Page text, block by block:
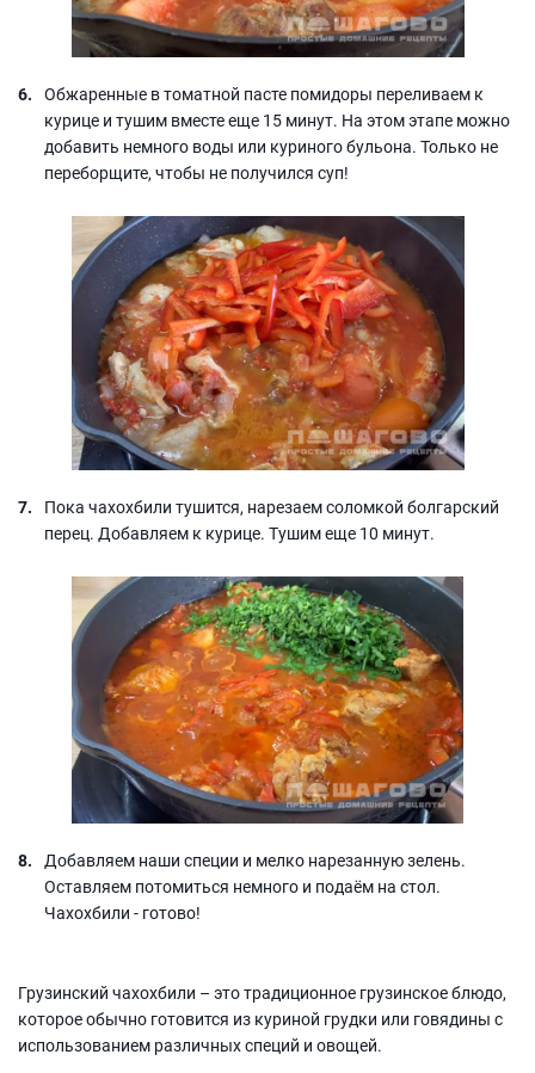
Обжаренные в томатной пасте помидоры переливаем к
курице и тушим вместе еще 15 минут. На этом этапе можно
добавить немного воды или куриного бульона. Только не
переборщите, чтобы не получился суп!
Пока чахохбили тушится, нарезаем соломкой болгарский
перец. Добавляем к курице. Тушим еще 10 минут.
Добавляем наши специи и мелко нарезанную зелень.
Оставляем потомиться немного и подаём на стол.
Чахохбили - готово!
Грузинский чахохбили – это традиционное грузинское блюдо,
которое обычно готовится из куриной грудки или говядины с
использованием различных специй и овощей.